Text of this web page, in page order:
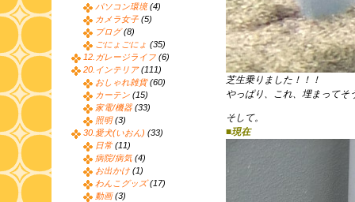
芝生乗りました！！！
やっぱり、これ、埋まってそ
そして。
■現在
パソコン環境(4)
カメラ女子 (5)
ブログ(8)
ごにょごにょ (35)
12.ガレージライフ (6)
20.インテリア(111)
おしゃれ雑貨(60)
カーテン (15)
家電/機器 (33)
照明(3)
30.愛犬(いおん) (33)
日常 (11)
病院/病気 (4)
お出かけ (1)
わんこグッズ(17)
動画(3)